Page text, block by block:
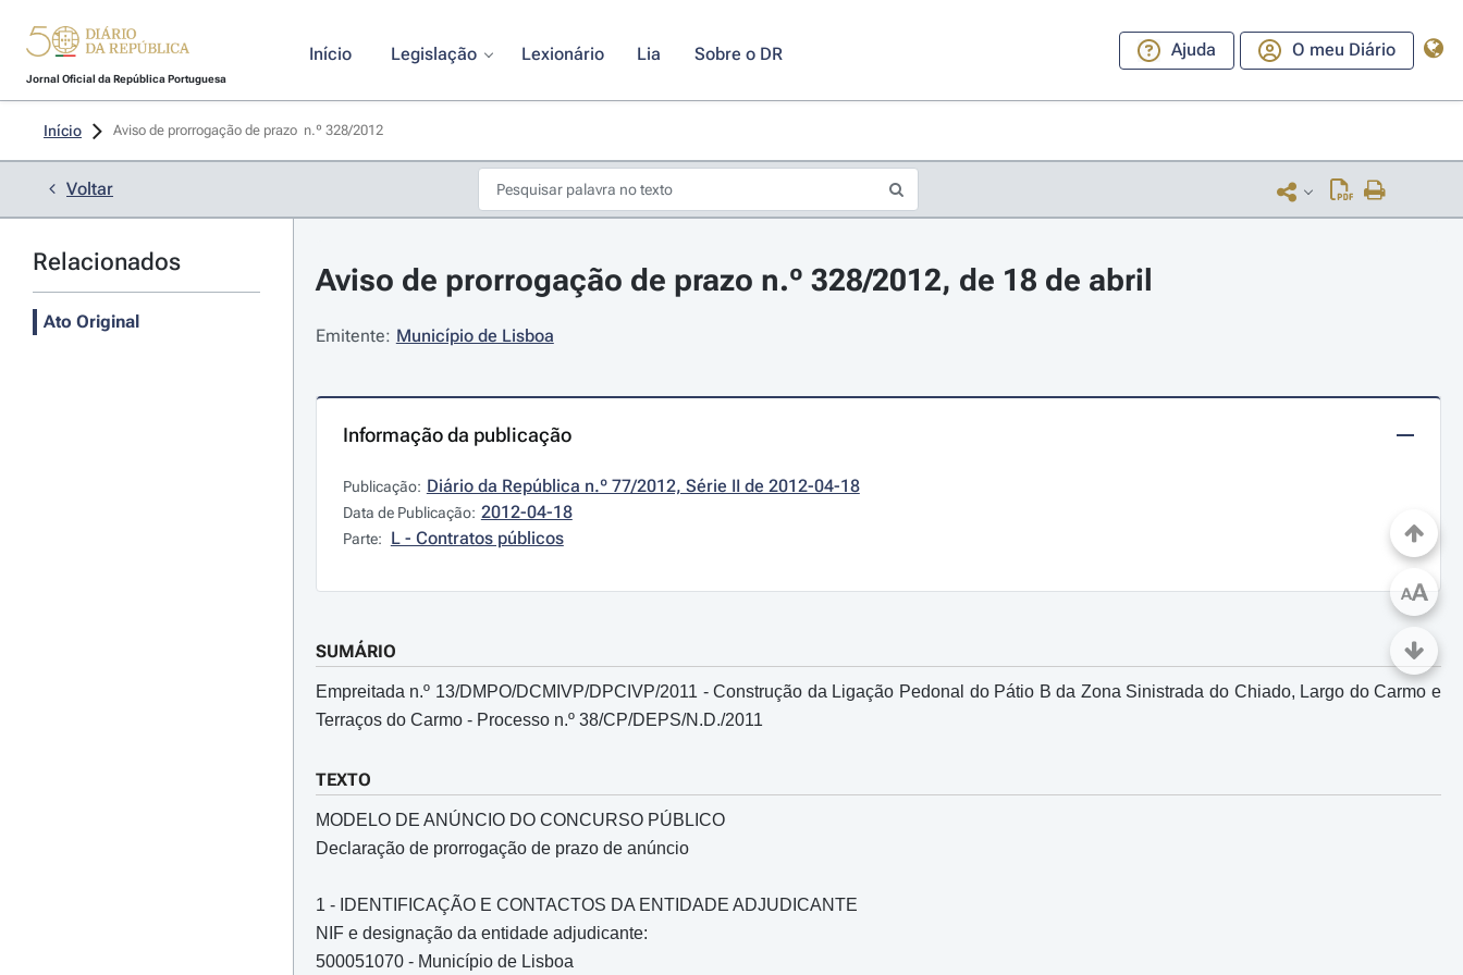
Jornal Oficial da República Portuguesa
Início Legislação Lexionário Lia Sobre o DR Ajuda O meu Diário
Início Aviso de prorrogação de prazo  n.º 328/2012
Voltar
Relacionados
Ato Original
Aviso de prorrogação de prazo n.º 328/2012, de 18 de abril
Emitente: Município de Lisboa
Informação da publicação
Publicação: Diário da República n.º 77/2012, Série II de 2012-04-18
Data de Publicação: 2012-04-18
Parte: L - Contratos públicos
SUMÁRIO
Empreitada n.º 13/DMPO/DCMIVP/DPCIVP/2011 - Construção da Ligação Pedonal do Pátio B da Zona Sinistrada do Chiado, Largo do Carmo e
Terraços do Carmo - Processo n.º 38/CP/DEPS/N.D./2011
TEXTO
MODELO DE ANÚNCIO DO CONCURSO PÚBLICO
Declaração de prorrogação de prazo de anúncio
1 - IDENTIFICAÇÃO E CONTACTOS DA ENTIDADE ADJUDICANTE
NIF e designação da entidade adjudicante:
500051070 - Município de Lisboa
AA